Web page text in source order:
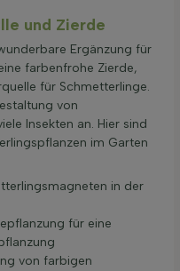
und Zierde
Ergänzung für
farbenfrohe Zierde,
für Schmetterlinge.
von
Insekten an. Hier sind
im Garten
in der
für eine
von farbigen